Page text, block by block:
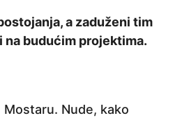
a zaduženi tim
na budućim projektima.
Nude, kako